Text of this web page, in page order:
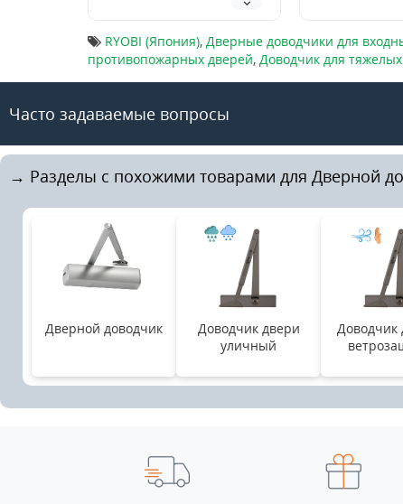
RYOBI (Япония), Дверные доводчики для
противопожарных дверей, Доводчик для
Часто задаваемые вопросы
→ Разделы с похожими товарами для Дверной
Дверной доводчик
Доводчик двери
уличный
Доводчик